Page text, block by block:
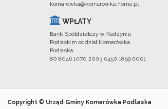
komarowka@komarowka.home.pl
WPŁATY
Bank Spółdzielczy w Radzyniu
Podlaskim oddział Komarówka
Podlaska
80 8046 1070 2003 0450 1859 0001
Copyright © Urząd Gminy Komarówka Podlaska